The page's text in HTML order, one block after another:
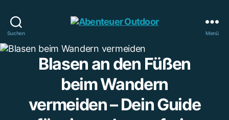
Suchen
Outdoor
Menü
Blasen an den Füßen
beim Wandern
vermeiden – Dein Guide